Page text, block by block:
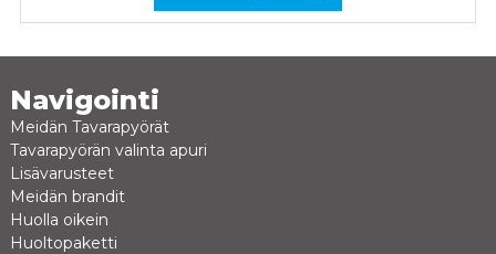
Navigointi
Meidän Tavarapyörät
Tavarapyörän valinta apuri
Lisävarusteet
Meidän brandit
Huolla oikein
Huoltopaketti